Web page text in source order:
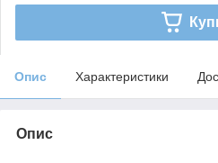
Опис Характеристики
Опис